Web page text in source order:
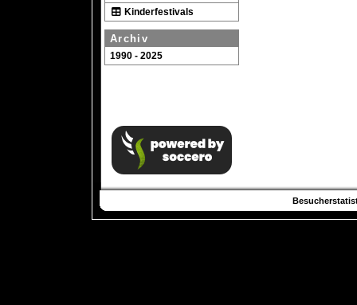
Kinderfestivals
Archiv
1990 - 2025